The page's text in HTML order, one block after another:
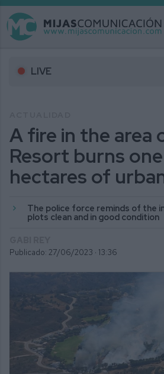
LIVE
A fire in the area
Resort burns
hectares of
The police force reminds of the
plots clean and in good condition
Publicado: 27/06/2023 · 13:36